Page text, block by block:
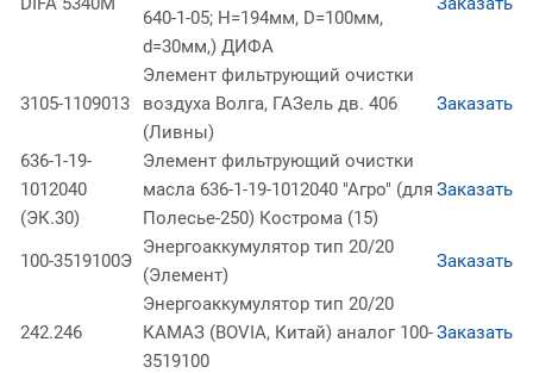
640-1-05; H=194мм, D=100мм,
d=30мм,) ДИФА
3105-1109013
Элемент фильтрующий очистки
воздуха Волга, ГАЗель дв. 406
(Ливны)
Заказать
636-1-19-
1012040
(ЭК.30)
Элемент фильтрующий очистки
масла 636-1-19-1012040 "Агро" (для
Полесье-250) Кострома (15)
Заказать
100-3519100Э
Энергоаккумулятор тип 20/20
(Элемент)
Заказать
242.246
Энергоаккумулятор тип 20/20
КАМАЗ (BOVIA, Китай) аналог 100-
3519100
Заказать